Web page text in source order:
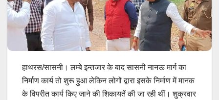
हाथरस/सासनी। लम्बे इन्तजार के बाद सासनी नानऊ मार्ग का
निर्माण कार्य तो शुरू हुआ लेकिन लोगों द्वारा इसके निर्माण में मानक
के विपरीत कार्य किए जाने की शिकायतें की जा रही थीं। शुक्रवार